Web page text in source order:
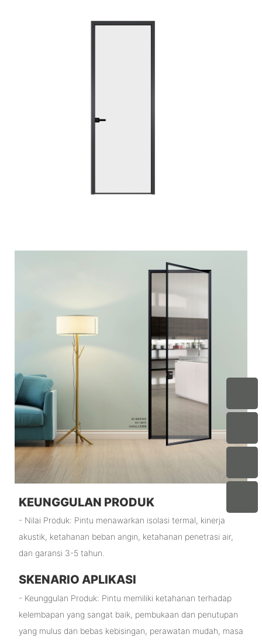
KEUNGGULAN PRODUK
- Nilai Produk: Pintu menawarkan isolasi termal, kinerja
akustik, ketahanan beban angin, ketahanan penetrasi air,
dan garansi 3-5 tahun.
SKENARIO APLIKASI
- Keunggulan Produk: Pintu memiliki ketahanan terhadap
kelembapan yang sangat baik, pembukaan dan penutupan
yang mulus dan bebas kebisingan, perawatan mudah, masa